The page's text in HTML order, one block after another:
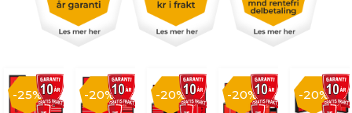
25% 20% 20% 20% 20%